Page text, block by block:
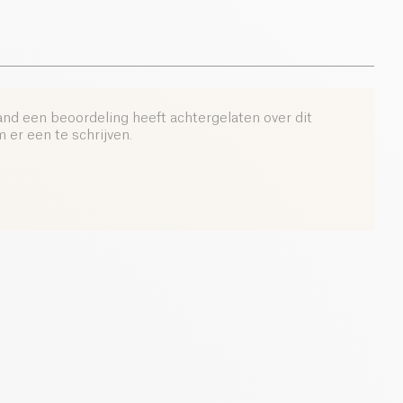
wat voldoende is voor een maand, met
een beoordeling heeft achtergelaten over dit
er een te schrijven.